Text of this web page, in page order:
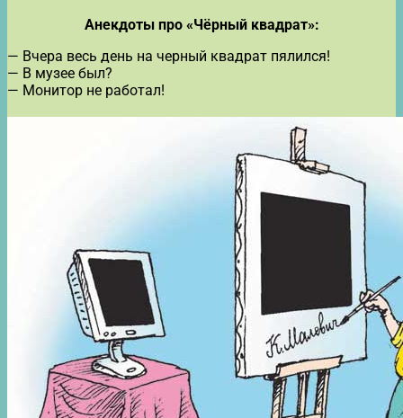
Анекдоты про «Чёрный квадрат»:
— Вчера весь день на черный квадрат пялился!
— В музее был?
— Монитор не работал!